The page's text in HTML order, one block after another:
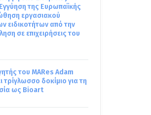
Εγγύηση της Ευρωπαϊκής
εργασιακού
ειδικοτήτων από την
σε επιχειρήσεις του
του MARes Adam
δοκίμιο για τη
ως Bioart